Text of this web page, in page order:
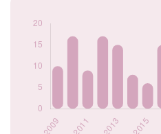
Popularité du
prénom Laurence
2019
2021
2022